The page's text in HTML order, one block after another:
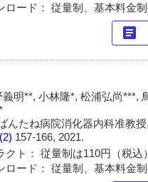
ロード： 従量制、基本料金
article
明**, 小林隆*, 松浦弘尚***,
んたね病院消化器内科准教
157-166, 2021.
クト： 従量制は110円（税込
ロード： 従量制、基本料金